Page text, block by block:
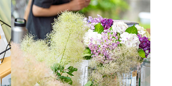
環境や経済エネルギーを
TECHNOLOGY
人が減っても大丈夫な仕